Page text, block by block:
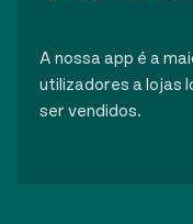
A nossa app é a
utilizadores a lojas
ser vendidos.